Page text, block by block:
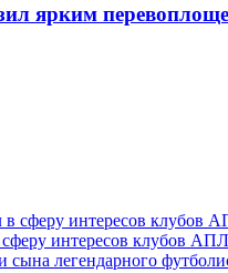
ярким
интересов клубов АПЛ
сына легендарного